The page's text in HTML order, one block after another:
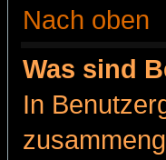
Nach oben
Was sind
In